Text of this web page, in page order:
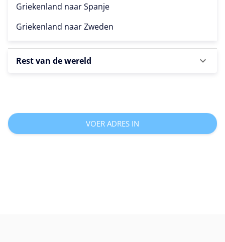
Griekenland naarSpanje
Griekenland naarZweden
Rest van de wereld
VOER ADRES IN